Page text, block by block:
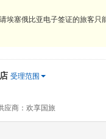
埃塞俄比亚电子签证的旅客
受理范围
应商：欢享国旅